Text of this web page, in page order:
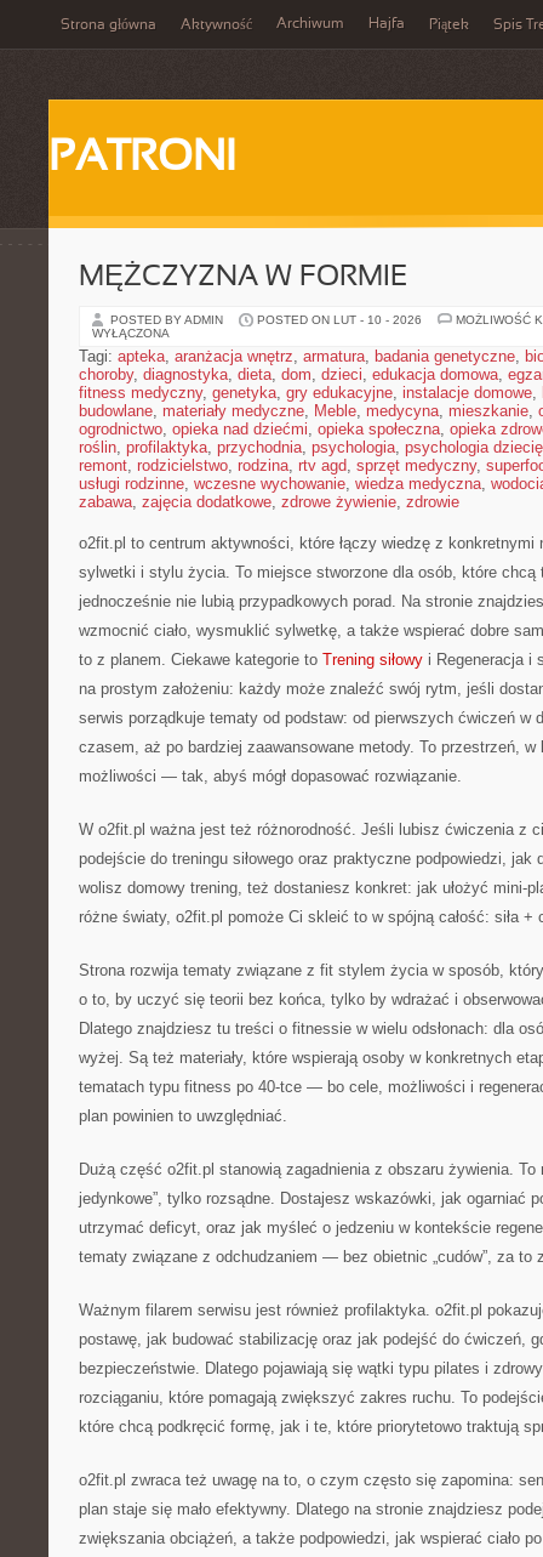
Strona główna Aktywność Archiwum Hajfa Piątek Spis
PATRONI
MĘŻCZYZNA W FORMIE
POSTED BY ADMIN POSTED ON LUT - 10 - 2026
MOŻLIWOŚĆ
WYŁĄCZONA
Tagi: apteka, aranżacja wnętrz, armatura, badania genetyczne,
choroby, diagnostyka, dieta, dom, dzieci, edukacja domowa,
fitness medyczny, genetyka, gry edukacyjne, instalacje domowe,
budowlane, materiały medyczne, Meble, medycyna, mieszkanie,
ogrodnictwo, opieka nad dziećmi, opieka społeczna, opieka
roślin, profilaktyka, przychodnia, psychologia, psychologia
remont, rodzicielstwo, rodzina, rtv agd, sprzęt medyczny,
usługi rodzinne, wczesne wychowanie, wiedza medyczna,
zabawa, zajęcia dodatkowe, zdrowe żywienie, zdrowie
o2fit.pl to centrum aktywności, które łączy wiedzę z konkretnymi
sylwetki i stylu życia. To miejsce stworzone dla osób, które chcą
jednocześnie nie lubią przypadkowych porad. Na stronie
wzmocnić ciało, wysmuklić sylwetkę, a także wspierać dobre
to z planem. Ciekawe kategorie to Trening siłowy i Regeneracja i
na prostym założeniu: każdy może znaleźć swój rytm, jeśli
serwis porządkuje tematy od podstaw: od pierwszych ćwiczeń w
czasem, aż po bardziej zaawansowane metody. To przestrzeń, w
możliwości — tak, abyś mógł dopasować rozwiązanie.
W o2fit.pl ważna jest też różnorodność. Jeśli lubisz ćwiczenia z
podejście do treningu siłowego oraz praktyczne podpowiedzi, jak
wolisz domowy trening, też dostaniesz konkret: jak ułożyć mini-
różne światy, o2fit.pl pomoże Ci skleić to w spójną całość: siła +
Strona rozwija tematy związane z fit stylem życia w sposób,
o to, by uczyć się teorii bez końca, tylko by wdrażać i
Dlatego znajdziesz tu treści o fitnessie w wielu odsłonach: dla
wyżej. Są też materiały, które wspierają osoby w konkretnych
tematach typu fitness po 40-tce — bo cele, możliwości i
plan powinien to uwzględniać.
Dużą część o2fit.pl stanowią zagadnienia z obszaru żywienia. To
jedynkowe”, tylko rozsądne. Dostajesz wskazówki, jak ogarniać
utrzymać deficyt, oraz jak myśleć o jedzeniu w kontekście
tematy związane z odchudzaniem — bez obietnic „cudów”, za to
Ważnym filarem serwisu jest również profilaktyka. o2fit.pl
postawę, jak budować stabilizację oraz jak podejść do ćwiczeń,
bezpieczeństwie. Dlatego pojawiają się wątki typu pilates i
rozciąganiu, które pomagają zwiększyć zakres ruchu. To
które chcą podkręcić formę, jak i te, które priorytetowo traktują
o2fit.pl zwraca też uwagę na to, o czym często się zapomina:
plan staje się mało efektywny. Dlatego na stronie znajdziesz
zwiększania obciążeń, a także podpowiedzi, jak wspierać ciało